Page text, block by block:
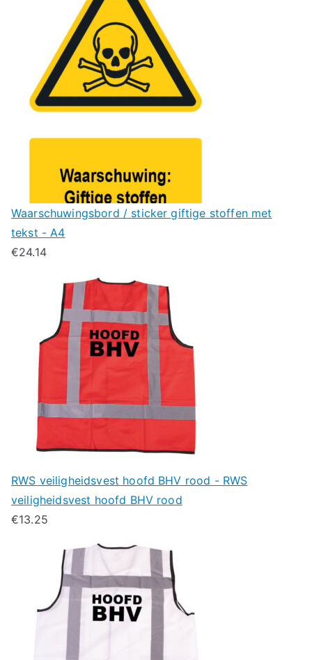
Waarschuwingsbord / sticker giftige stoffen met
tekst - A4
€24.14
RWS veiligheidsvest hoofd BHV rood - RWS
veiligheidsvest hoofd BHV rood
€13.25